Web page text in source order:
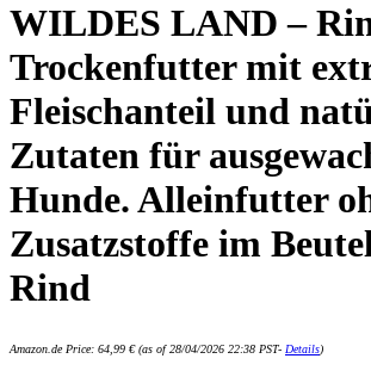
WILDES LAND –
Trockenfutter mit
Fleischanteil und
Zutaten für
Hunde. Alleinfutter
Zusatzstoffe im
Rind
Amazon.de Price: 64,99 €(as of 28/04/2026 22:38 PST- Details)